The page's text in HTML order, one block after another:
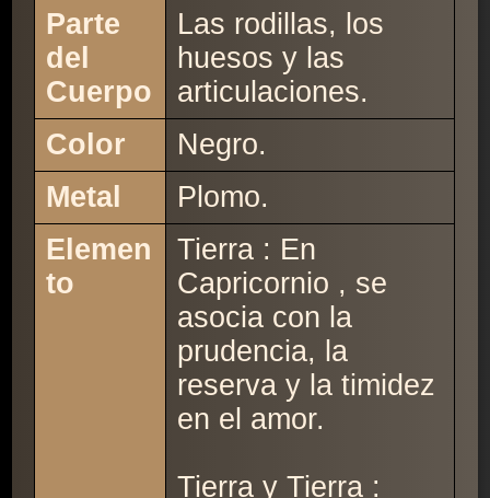
Parte
del
Cuerpo
Las rodillas, los
huesos y las
articulaciones.
Color
Negro.
Metal
Plomo.
Elemen
to
Tierra : En
Capricornio , se
asocia con la
prudencia, la
reserva y la timidez
en el amor.
Tierra y Tierra :